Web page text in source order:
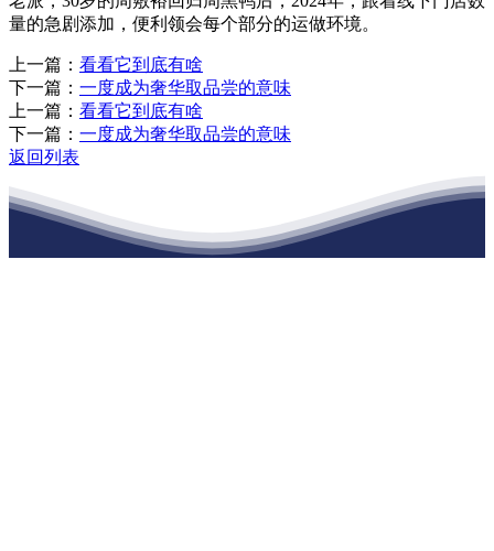
量的急剧添加，便利领会每个部分的运做环境。
上一篇： 看看它到底有啥
下一篇： 一度成为奢华取品尝的意味
上一篇： 看看它到底有啥
下一篇： 一度成为奢华取品尝的意味
返回列表